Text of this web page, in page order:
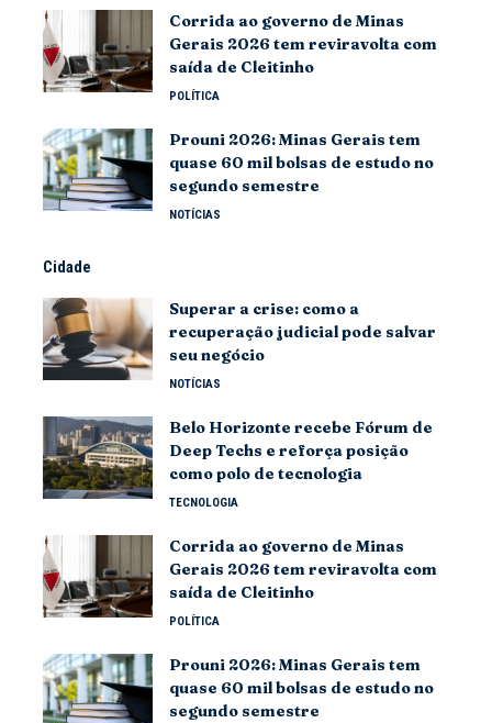
Corrida ao governo de Minas
Gerais 2026 tem reviravolta com
saída de Cleitinho
POLÍTICA
Prouni 2026: Minas Gerais tem
quase 60 mil bolsas de estudo no
segundo semestre
NOTÍCIAS
Cidade
Superar a crise: como a
recuperação judicial pode salvar
seu negócio
NOTÍCIAS
Belo Horizonte recebe Fórum de
Deep Techs e reforça posição
como polo de tecnologia
TECNOLOGIA
Corrida ao governo de Minas
Gerais 2026 tem reviravolta com
saída de Cleitinho
POLÍTICA
Prouni 2026: Minas Gerais tem
quase 60 mil bolsas de estudo no
segundo semestre